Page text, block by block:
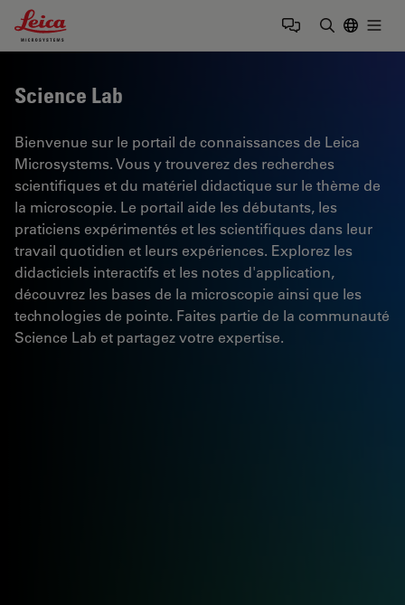
Leica Microsystems Logo
Science Lab
Bienvenue sur le portail de connaissances de Leica
Microsystems. Vous y trouverez des recherches
scientifiques et du matériel didactique sur le thème de
la microscopie. Le portail aide les débutants, les
praticiens expérimentés et les scientifiques dans leur
travail quotidien et leurs expériences. Explorez les
didacticiels interactifs et les notes d'application,
découvrez les bases de la microscopie ainsi que les
technologies de pointe. Faites partie de la communauté
Science Lab et partagez votre expertise.